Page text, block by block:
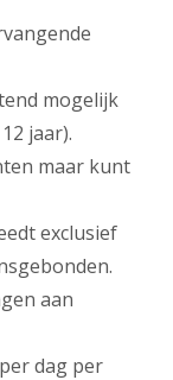
mogelijk
jaar).
maar kunt
exclusief
aan
dag per